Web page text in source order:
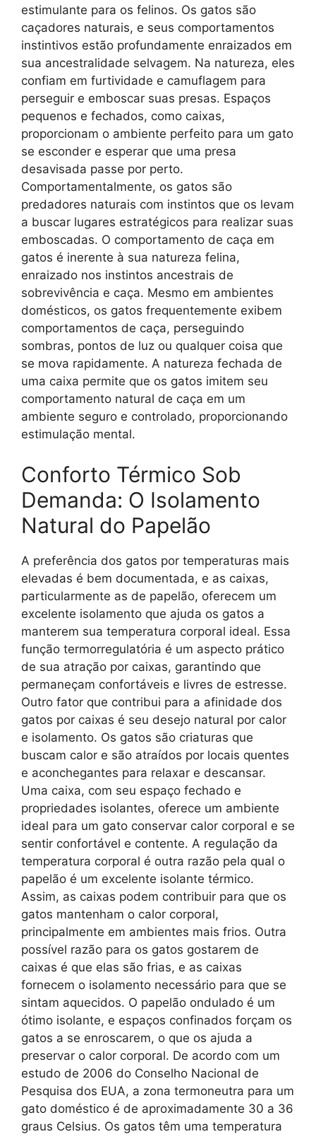
estimulante para os felinos. Os gatos são
caçadores naturais, e seus comportamentos
instintivos estão profundamente enraizados em
sua ancestralidade selvagem. Na natureza, eles
confiam em furtividade e camuflagem para
perseguir e emboscar suas presas. Espaços
pequenos e fechados, como caixas,
proporcionam o ambiente perfeito para um gato
se esconder e esperar que uma presa
desavisada passe por perto.
Comportamentalmente, os gatos são
predadores naturais com instintos que os levam
a buscar lugares estratégicos para realizar suas
emboscadas. O comportamento de caça em
gatos é inerente à sua natureza felina,
enraizado nos instintos ancestrais de
sobrevivência e caça. Mesmo em ambientes
domésticos, os gatos frequentemente exibem
comportamentos de caça, perseguindo
sombras, pontos de luz ou qualquer coisa que
se mova rapidamente. A natureza fechada de
uma caixa permite que os gatos imitem seu
comportamento natural de caça em um
ambiente seguro e controlado, proporcionando
estimulação mental.
Conforto Térmico Sob
Demanda: O Isolamento
Natural do Papelão
A preferência dos gatos por temperaturas mais
elevadas é bem documentada, e as caixas,
particularmente as de papelão, oferecem um
excelente isolamento que ajuda os gatos a
manterem sua temperatura corporal ideal. Essa
função termorregulatória é um aspecto prático
de sua atração por caixas, garantindo que
permaneçam confortáveis e livres de estresse.
Outro fator que contribui para a afinidade dos
gatos por caixas é seu desejo natural por calor
e isolamento. Os gatos são criaturas que
buscam calor e são atraídos por locais quentes
e aconchegantes para relaxar e descansar.
Uma caixa, com seu espaço fechado e
propriedades isolantes, oferece um ambiente
ideal para um gato conservar calor corporal e se
sentir confortável e contente. A regulação da
temperatura corporal é outra razão pela qual o
papelão é um excelente isolante térmico.
Assim, as caixas podem contribuir para que os
gatos mantenham o calor corporal,
principalmente em ambientes mais frios. Outra
possível razão para os gatos gostarem de
caixas é que elas são frias, e as caixas
fornecem o isolamento necessário para que se
sintam aquecidos. O papelão ondulado é um
ótimo isolante, e espaços confinados forçam os
gatos a se enroscarem, o que os ajuda a
preservar o calor corporal. De acordo com um
estudo de 2006 do Conselho Nacional de
Pesquisa dos EUA, a zona termoneutra para um
gato doméstico é de aproximadamente 30 a 36
graus Celsius. Os gatos têm uma temperatura